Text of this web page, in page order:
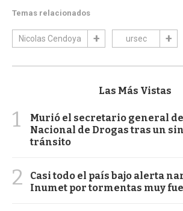
Temas relacionados
Nicolas Cendoya ursec
Las Más Vistas
1
Murió el secretario general
Nacional de Drogas tras un
tránsito
2
Casi todo el país bajo alerta
Inumet por tormentas muy